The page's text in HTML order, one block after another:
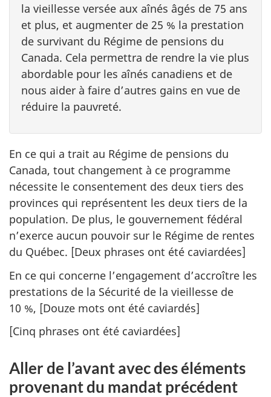
la vieillesse versée aux aînés âgés de 75 ans
et plus, et augmenter de 25 % la prestation
de survivant du Régime de pensions du
Canada. Cela permettra de rendre la vie plus
abordable pour les aînés canadiens et de
nous aider à faire d’autres gains en vue de
réduire la pauvreté.
En ce qui a trait au Régime de pensions du
Canada, tout changement à ce programme
nécessite le consentement des deux tiers des
provinces qui représentent les deux tiers de la
population. De plus, le gouvernement fédéral
n’exerce aucun pouvoir sur le Régime de rentes
du Québec. [Deux phrases ont été caviardées]
En ce qui concerne l’engagement d’accroître les
prestations de la Sécurité de la vieillesse de
10 %, [Douze mots ont été caviardés]
[Cinq phrases ont été caviardées]
Aller de l’avant avec des éléments
provenant du mandat précédent